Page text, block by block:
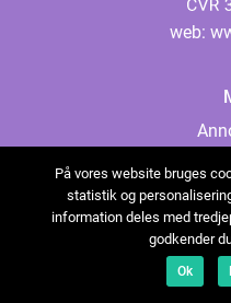
web:
På vores website bruges
statistik og
information deles med
godkender
Ok